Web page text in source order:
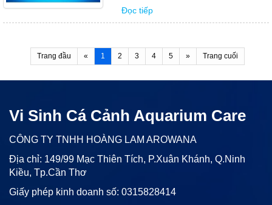
thế giới. Với bộ lông và màu sắc đặc
biệt, chúng đã thu hút được sự quan
Đọc tiếp
Trang đầu « 1 2 3 4 5 » Trang cuối
Vi Sinh Cá Cảnh Aquarium Care
CÔNG TY TNHH HOÀNG LAM AROWANA
Địa chỉ: 149/99 Mạc Thiên Tích, P.Xuân Khánh, Q.Ninh
Kiều, Tp.Cần Thơ
Giấy phép kinh doanh số: 0315828414